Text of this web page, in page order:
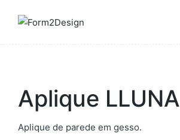
Aplique LLUNA
Aplique de parede em gesso.